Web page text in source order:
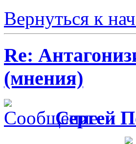
Вернуться к
Re:
(мнения)
Сергей